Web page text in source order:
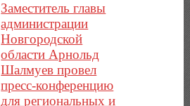
Заместитель главы
администрации
Новгородской
области Арнольд
Шалмуев провел
пресс-конференцию
для региональных и